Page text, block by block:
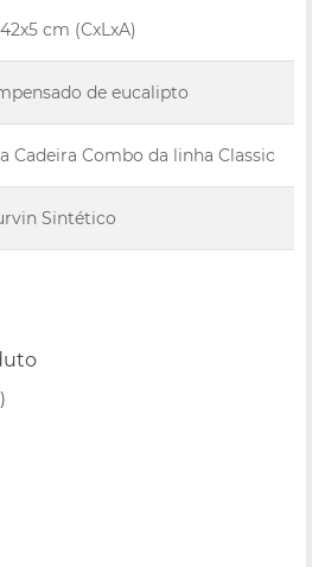
cm (CxLxA)
de eucalipto
Cadeira Combo da linha Classic
Sintético